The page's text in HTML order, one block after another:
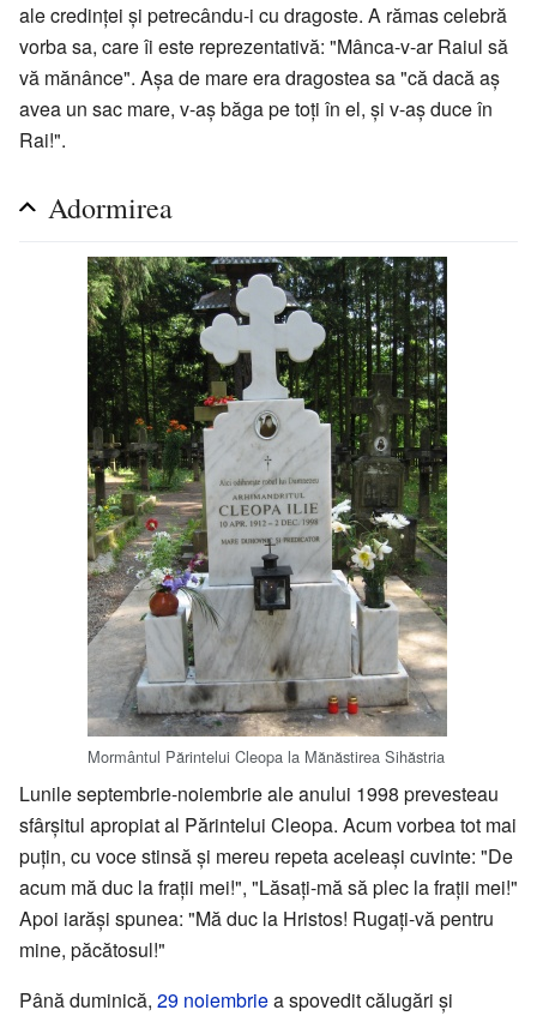
ale credinței și petrecându-i cu dragoste. A rămas celebră
vorba sa, care îi este reprezentativă: "Mânca-v-ar Raiul să
vă mănânce". Așa de mare era dragostea sa "că dacă aș
avea un sac mare, v-aș băga pe toți în el, și v-aș duce în
Rai!".
Adormirea
Mormântul Părintelui Cleopa la Mănăstirea Sihăstria
Lunile septembrie-noiembrie ale anului 1998 prevesteau
sfârșitul apropiat al Părintelui Cleopa. Acum vorbea tot mai
puțin, cu voce stinsă și mereu repeta aceleași cuvinte: "De
acum mă duc la frații mei!", "Lăsați-mă să plec la frații mei!"
Apoi iarăși spunea: "Mă duc la Hristos! Rugați-vă pentru
mine, păcătosul!"
Până duminică, 29 noiembriea spovedit călugări și